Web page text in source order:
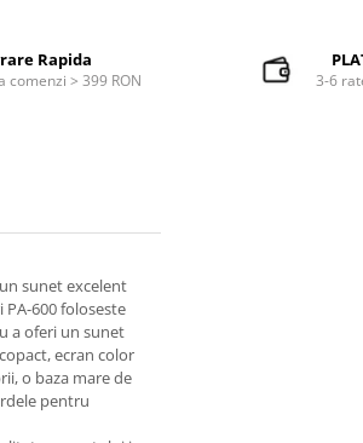
Rapida
comenzi > 399 RON 3-6
sunet excelent
600 foloseste
a oferi un sunet
ecran color
o baza mare de
pentru